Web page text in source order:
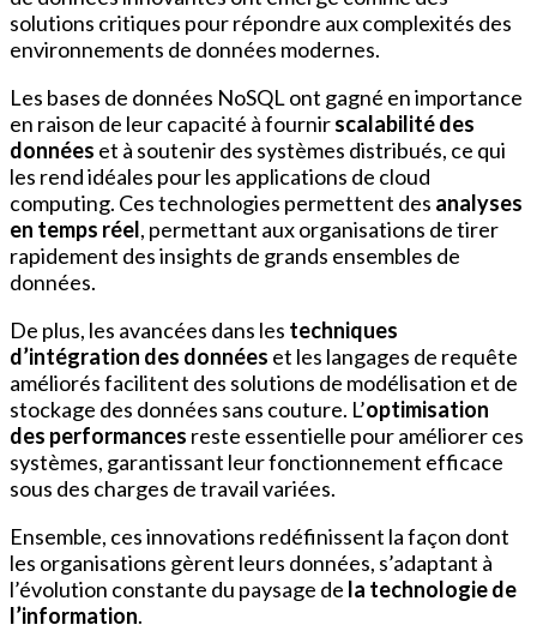
solutions critiques pour répondre aux complexités des
environnements de données modernes.
Les bases de données NoSQL ont gagné en importance
en raison de leur capacité à fournirscalabilité des
données et à soutenir des systèmes distribués, ce qui
les rend idéales pour les applications de cloud
computing. Ces technologies permettent des analyses
en temps réel, permettant aux organisations de tirer
rapidement des insights de grands ensembles de
données.
De plus, les avancées dans les techniques
d’intégration des données et les langages de requête
améliorés facilitent des solutions de modélisation et de
stockage des données sans couture. L’optimisation
des performances reste essentielle pour améliorer ces
systèmes, garantissant leur fonctionnement efficace
sous des charges de travail variées.
Ensemble, ces innovations redéfinissent la façon dont
les organisations gèrent leurs données, s’adaptant à
l’évolution constante du paysage de la technologie de
l’information.